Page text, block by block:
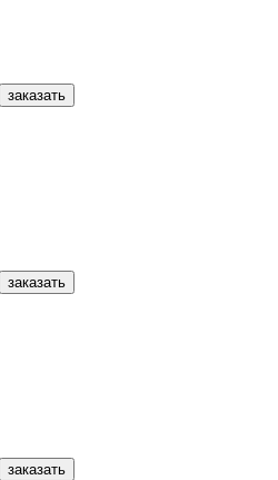
заказать
заказать
заказать